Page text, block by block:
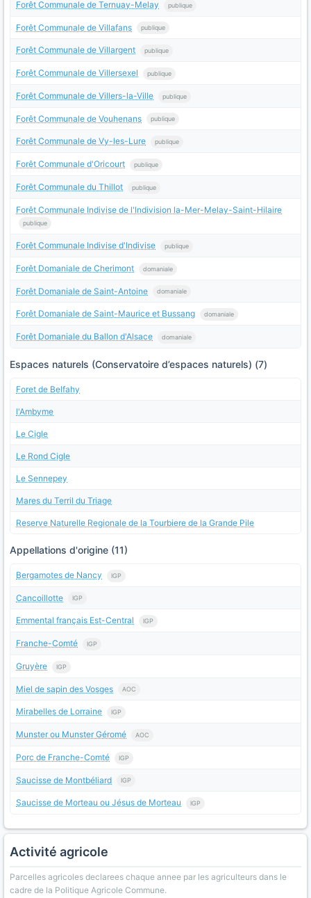
Forêt Communale de Ternuay-Melay publique
Forêt Communale de Villafans publique
Forêt Communale de Villargent publique
Forêt Communale de Villersexel publique
Forêt Communale de Villers-la-Ville publique
Forêt Communale de Vouhenans publique
Forêt Communale de Vy-les-Lure publique
Forêt Communale d'Oricourt publique
Forêt Communale du Thillot publique
Forêt Communale Indivise de l'Indivision la-Mer-Melay-Saint-Hilaire
publique
Forêt Communale Indivise d'Indivise publique
Forêt Domaniale de Cherimont domaniale
Forêt Domaniale de Saint-Antoine domaniale
Forêt Domaniale de Saint-Maurice et Bussang domaniale
Forêt Domaniale du Ballon d'Alsace domaniale
Espaces naturels (Conservatoire d’espaces naturels) (7)
Foret de Belfahy
l'Ambyme
Le Cigle
Le Rond Cigle
Le Sennepey
Mares du Terril du Triage
Reserve Naturelle Regionale de la Tourbiere de la Grande Pile
Appellations d'origine (11)
Bergamotes de Nancy IGP
Cancoillotte IGP
Emmental français Est-Central IGP
Franche-Comté IGP
Gruyère IGP
Miel de sapin des Vosges AOC
Mirabelles de Lorraine IGP
Munster ou Munster Géromé AOC
Porc de Franche-Comté IGP
Saucisse de Montbéliard IGP
Saucisse de Morteau ou Jésus de Morteau IGP
Activité agricole
Parcelles agricoles declarees chaque annee par les agriculteurs dans le
cadre de la Politique Agricole Commune.